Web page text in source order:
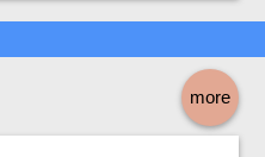
more